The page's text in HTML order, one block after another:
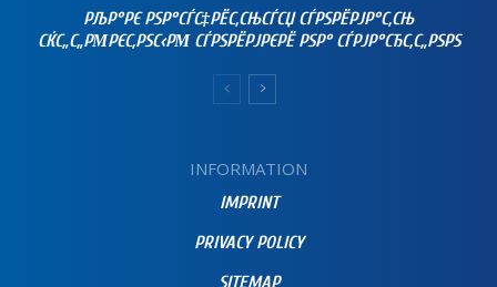
РЉР°РЄ РЅР°СЃС‡РЁС‚СЊСЃСЏ СЃРЅРЁРЈР°С‚СЊ
СЌС„С„РΜРЄС‚РЅС‹РΜ СЃРЅРЁРЈРЄРЁ РЅР° СЃРЈР°СЂС‚С„РЅРЅ
INFORMATION
IMPRINT
PRIVACY POLICY
SITEMAP